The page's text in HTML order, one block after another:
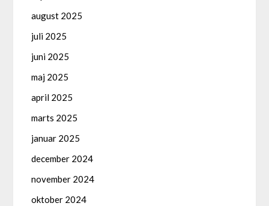
august 2025
juli 2025
juni 2025
maj 2025
april 2025
marts 2025
januar 2025
december 2024
november 2024
oktober 2024